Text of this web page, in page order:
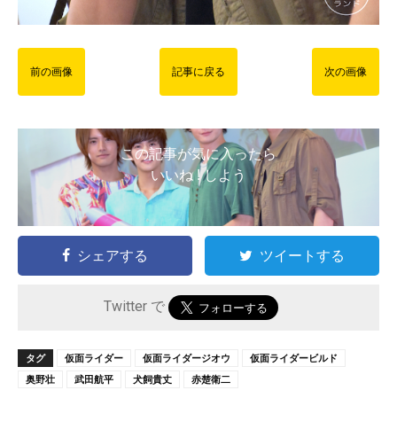
前の画像 記事に戻る 次の画像
この記事が気に入ったら
いいね ! しよう
シェアする ツイートする
Twitter で
タグ 仮面ライダー 仮面ライダージオウ
仮面ライダービルド
奥野壮
武田航平 犬飼貴丈 赤楚衛二